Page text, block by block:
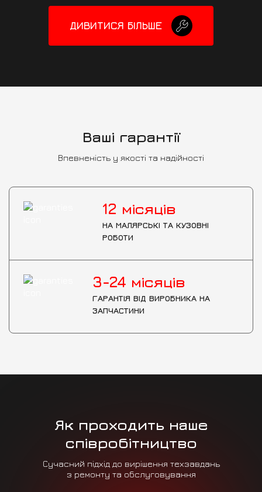
ДИВИТИСЯ БІЛЬШЕ
Ваші гарантії
Впевненість у якості та надійності
12 місяців
НА МАЛЯРСЬКІ ТА КУЗОВНІ
РОБОТИ
3-24 місяців
ГАРАНТІЯ ВІД ВИРОБНИКА НА
ЗАПЧАСТИНИ
Як проходить наше
співробітництво
Сучасний підхід до вирішення техзавдань
з ремонту та обслуговування